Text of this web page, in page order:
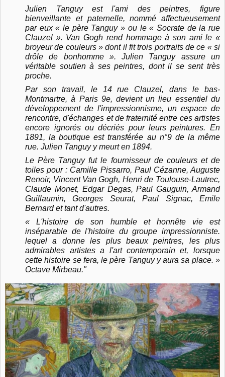
Julien Tanguy est l'ami des peintres, figure
bienveillante et paternelle, nommé affectueusement
par eux « le père Tanguy » ou le « Socrate de la rue
Clauzel ». Van Gogh rend hommage à son ami le «
broyeur de couleurs » dont il fit trois portraits de ce « si
drôle de bonhomme ». Julien Tanguy assure un
véritable soutien à ses peintres, dont il se sent très
proche.
Par son travail, le 14 rue Clauzel, dans le bas-
Montmartre, à Paris 9e, devient un lieu essentiel du
développement de l'impressionnisme, un espace de
rencontre, d'échanges et de fraternité entre ces artistes
encore ignorés ou décriés pour leurs peintures. En
1891, la boutique est transférée au n°9 de la même
rue. Julien Tanguy y meurt en 1894.
Le Père Tanguy fut le fournisseur de couleurs et de
toiles pour : Camille Pissarro, Paul Cézanne, Auguste
Renoir, Vincent Van Gogh, Henri de Toulouse-Lautrec,
Claude Monet, Edgar Degas, Paul Gauguin, Armand
Guillaumin, Georges Seurat, Paul Signac, Emile
Bernard et tant d'autres.
« L'histoire de son humble et honnête vie est
inséparable de l'histoire du groupe impressionniste.
lequel a donne les plus beaux peintres, les plus
admirables artistes a l'art contemporain et, lorsque
cette histoire se fera, le père Tanguy y aura sa place. »
Octave Mirbeau."